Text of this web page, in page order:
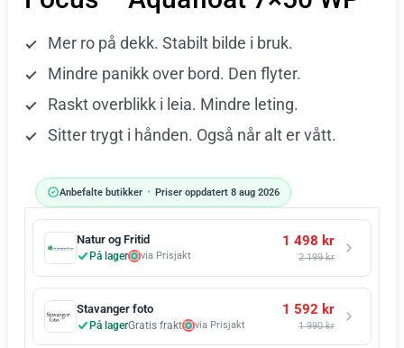
Mer ro på dekk. Stabilt bilde i bruk.
Mindre panikk over bord. Den flyter.
Raskt overblikk i leia. Mindre leting.
Sitter trygt i hånden. Også når alt er vått.
Anbefalte butikker • Priser oppdatert 8 aug 2026
Natur og Fritid
På lager via Prisjakt
1 498 kr
2 199 kr
Stavanger foto
På lagerGratis frakt via Prisjakt
1 592 kr
1 990 kr